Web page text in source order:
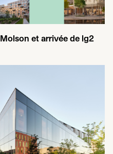
Molson et arrivée de lg2